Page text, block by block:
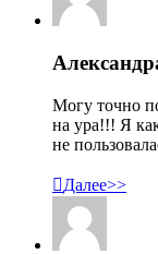
Могу точно
на ура!!! Я
не
Далее>>